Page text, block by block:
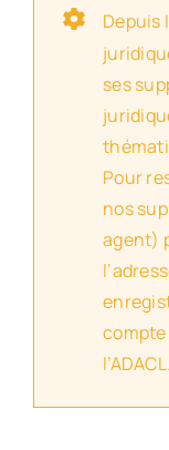
Depuis
ses
Pour
nos
agent)
l’ADACL.